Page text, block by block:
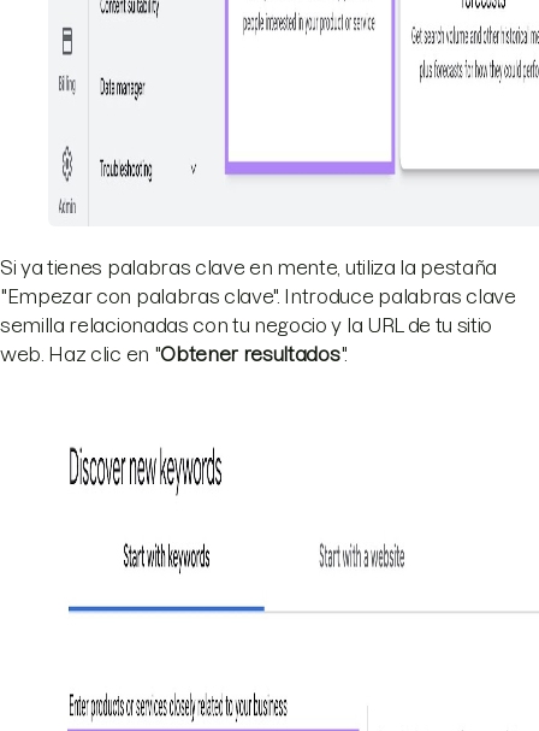
Si ya tienes palabras clave en mente, utiliza la pestaña
"Empezar con palabras clave". Introduce palabras clave
semilla relacionadas con tu negocio y la URL de tu sitio
web. Haz clic en "Obtener resultados".